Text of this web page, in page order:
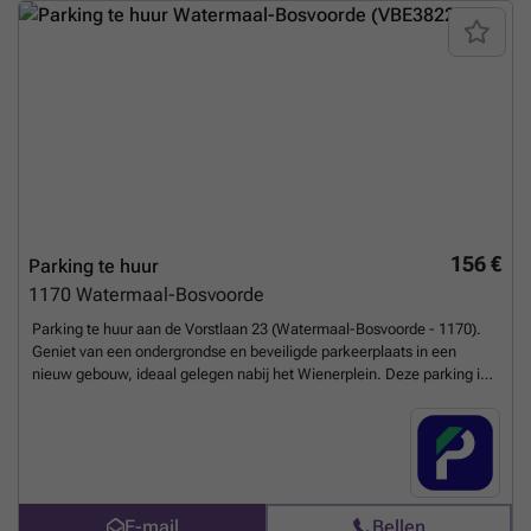
_listing&utm_content=beMeer weten?
156 €
Parking te huur
1170 Watermaal-Bosvoorde
Parking te huur aan de Vorstlaan 23 (Watermaal-Bosvoorde - 1170).
Geniet van een ondergrondse en beveiligde parkeerplaats in een
nieuw gebouw, ideaal gelegen nabij het Wienerplein. Deze parking is
willen parkeren. Slechts op enkele stappen van de Royale Belge, biedt
deze locatie een praktische en veilige oplossing voor uw dagelijkse
parkeerbehoeften. Wacht niet langer, reserveer uw plaats vandaag
nog online! U kunt uw parkeerplaats direct boeken op de volgende
link: ###Meer weten?